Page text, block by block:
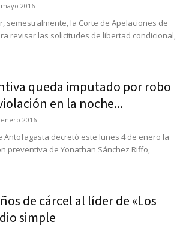
2016
semestralmente, la Corte de Apelaciones de
revisar las solicitudes de libertad condicional,
queda imputado por robo
en la noche...
enero 2016
Antofagasta decretó este lunes 4 de enero la
preventiva de Yonathan Sánchez Riffo,
de cárcel al líder de «Los
simple